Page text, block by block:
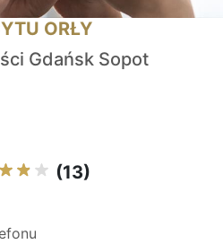
ORŁY
Gdańsk Sopot
(13)